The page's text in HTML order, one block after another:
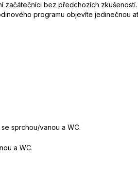
začátečníci bez předchozích
programu objevíte jedinečnou
sprchou/vanou a WC.
a WC.